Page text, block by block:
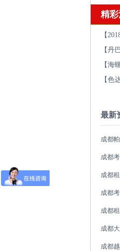
精
【
【丹
【海
【色
最新
成都
成都
成都
成都
成都
成都